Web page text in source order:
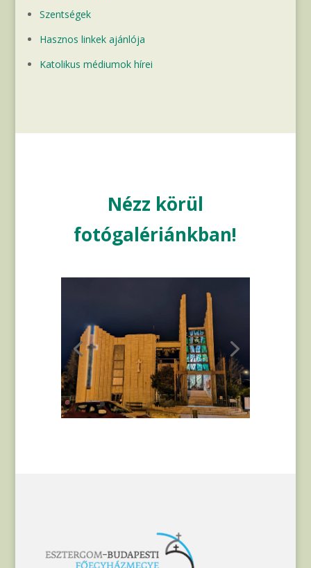
Szentségek
Hasznos linkek ajánlója
Katolikus médiumok hírei
Nézz körül
fotógalériánkban!